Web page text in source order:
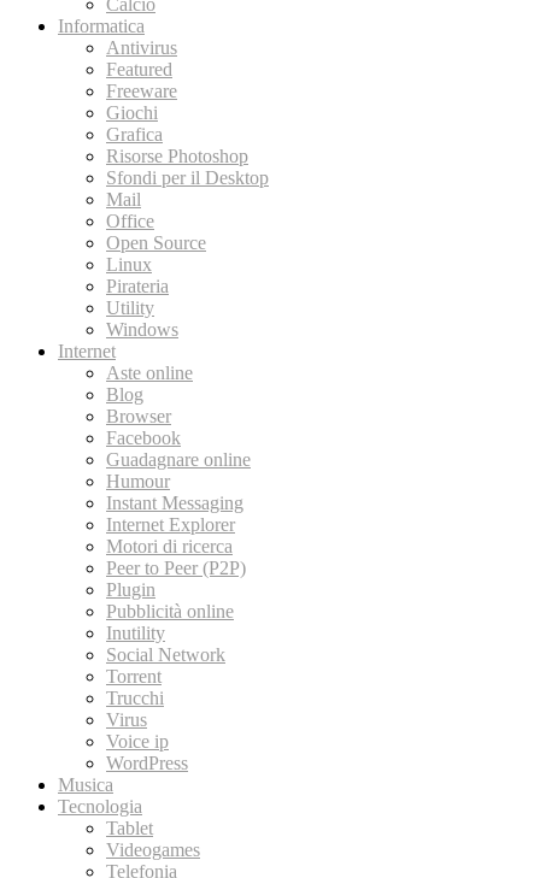
Calcio
Informatica
Antivirus
Featured
Freeware
Giochi
Grafica
Risorse Photoshop
Sfondi per il Desktop
Mail
Office
Open Source
Linux
Pirateria
Utility
Windows
Internet
Aste online
Blog
Browser
Facebook
Guadagnare online
Humour
Instant Messaging
Internet Explorer
Motori di ricerca
Peer to Peer (P2P)
Plugin
Pubblicità online
Inutility
Social Network
Torrent
Trucchi
Virus
Voice ip
WordPress
Musica
Tecnologia
Tablet
Videogames
Telefonia